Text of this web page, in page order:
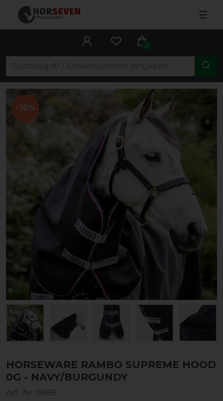
☰
0
-10%
HORSEWARE RAMBO SUPREME HOOD
0G - NAVY/BURGUNDY
Art.-Nr: 8969